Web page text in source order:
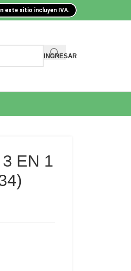
este sitio incluyen IVA.
INGRESAR
EN 1